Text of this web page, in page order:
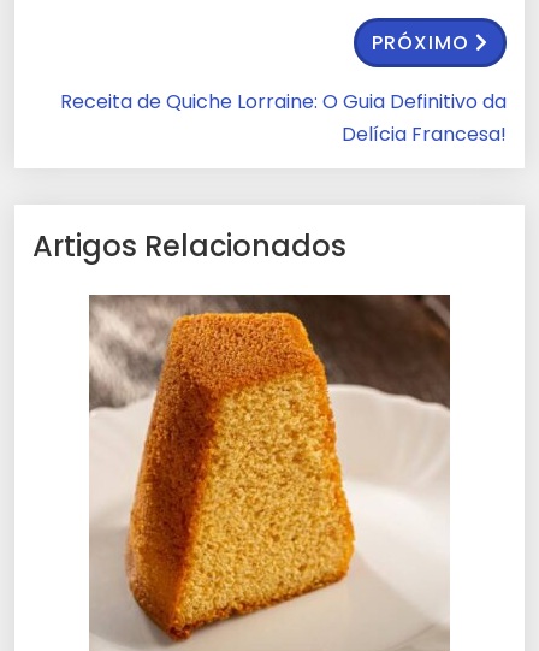
PRÓXIMO
Receita de Quiche Lorraine: O Guia Definitivo da
Delícia Francesa!
Artigos Relacionados